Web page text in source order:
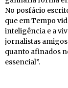
No posfácio
que em Tempo
inteligência e a
jornalistas
quanto afinados
essencial”.